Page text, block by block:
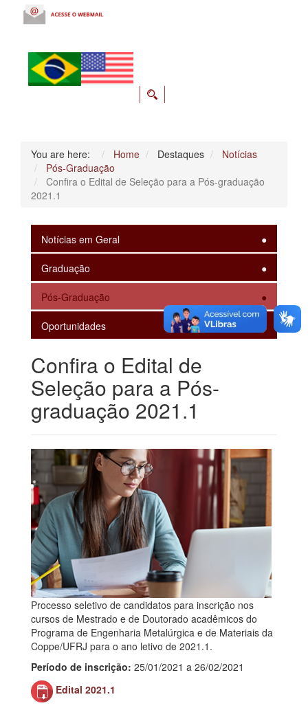
You are here: Home Destaques
Notícias
Pós-Graduação
Confira o Edital de Seleção para a Pós-graduação
2021.1
Notícias em Geral
Graduação
Pós-Graduação
Oportunidades
Confira o Edital de
Seleção para a Pós-
graduação 2021.1
Processo seletivo de candidatos para inscrição nos
cursos de Mestrado e de Doutorado acadêmicos do
Programa de Engenharia Metalúrgica e de Materiais da
Coppe/UFRJ para o ano letivo de 2021.1.
Período de inscrição: 25/01/2021 a 26/02/2021
Edital 2021.1